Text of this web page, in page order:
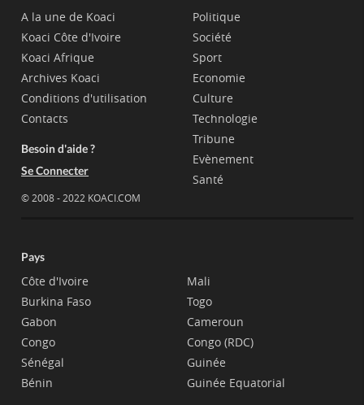
A la une de Koaci
Koaci Côte d'Ivoire
Koaci Afrique
Archives Koaci
Conditions d'utilisation
Contacts
Besoin d'aide ?
Se Connecter
© 2008 - 2022 KOACI.COM
Politique
Société
Sport
Economie
Culture
Technologie
Tribune
Evènement
Santé
Pays
Côte d'Ivoire
Burkina Faso
Gabon
Congo
Sénégal
Bénin
Mali
Togo
Cameroun
Congo (RDC)
Guinée
Guinée Equatorial